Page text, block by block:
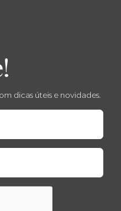
dicas úteis e novidades.